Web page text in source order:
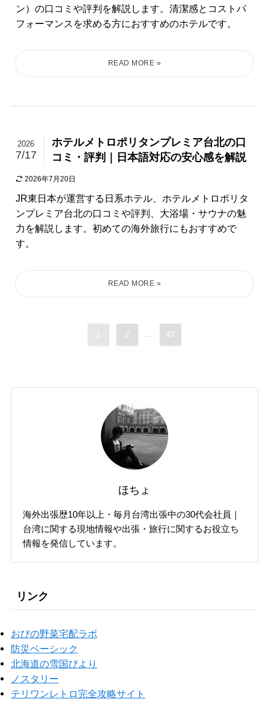
ン）の口コミや評判を解説します。清潔感とコストパ
フォーマンスを求める方におすすめのホテルです。
ホテルメトロポリタンプレミア台北の口
コミ・評判｜日本語対応の安心感を解説
2026
7/17
2026年7月20日
JR東日本が運営する日系ホテル、ホテルメトロポリタ
ンプレミア台北の口コミや評判、大浴場・サウナの魅
力を解説します。初めての海外旅行にもおすすめで
す。
2 47
ほちょ
海外出張歴10年以上・毎月台湾出張中の30代会社員｜
台湾に関する現地情報や出張・旅行に関するお役立ち
情報を発信しています。
リンク
おびの野菜宅配ラボ
防災ベーシック
北海道の雪国びより
ノスタリー
テリワンレトロ完全攻略サイト